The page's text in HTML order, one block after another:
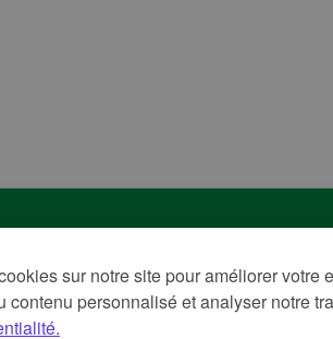
sur notre site pour améliorer votre
contenu personnalisé et analyser notre
d'utilisation
légales